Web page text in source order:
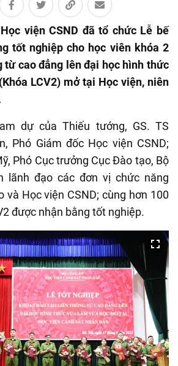
viện CSND đã tổ chức Lễ bế
tốt nghiệp cho học viên khóa 2
từ cao đẳng lên đại học hình thức
LCV2) mở tại Học viện, niên
dự của Thiếu tướng, GS. TS
Phó Giám đốc Học viện CSND;
Phó Cục trưởng Cục Đào tạo, Bộ
lãnh đạo các đơn vị chức năng
và Học viện CSND; cùng hơn 100
được nhận bằng tốt nghiệp.